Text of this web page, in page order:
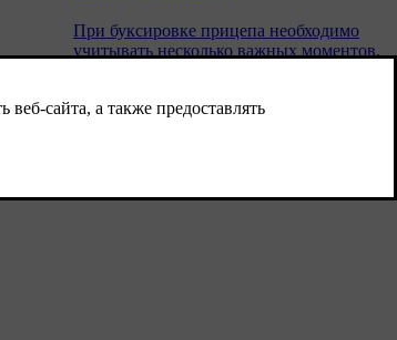
При буксировке прицепа необходимо
учитывать несколько важных моментов,
в прицепе.